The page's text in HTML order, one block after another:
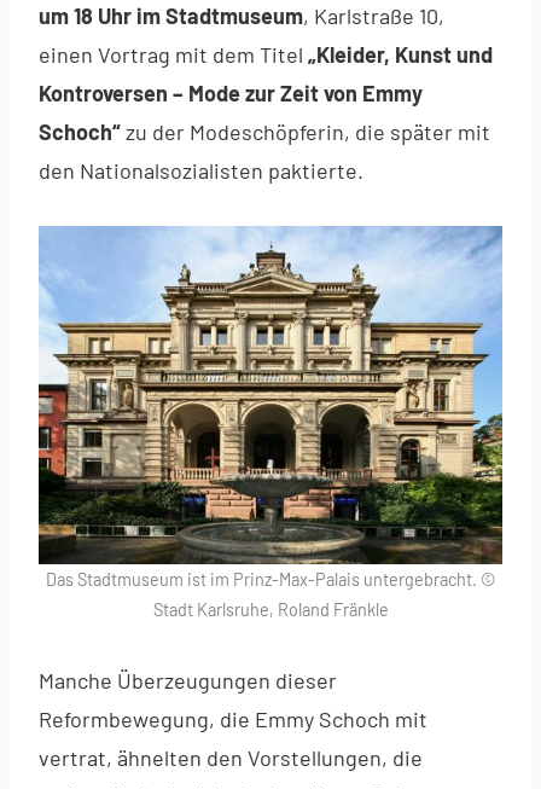
um 18 Uhr im Stadtmuseum, Karlstraße 10,
einen Vortrag mit dem Titel „Kleider, Kunst und
Kontroversen – Mode zur Zeit von Emmy
Schoch“zu der Modeschöpferin, die später mit
den Nationalsozialisten paktierte.
Das Stadtmuseum ist im Prinz-Max-Palais untergebracht. ©
Stadt Karlsruhe, Roland Fränkle
Manche Überzeugungen dieser
Reformbewegung, die Emmy Schoch mit
vertrat, ähnelten den Vorstellungen, die